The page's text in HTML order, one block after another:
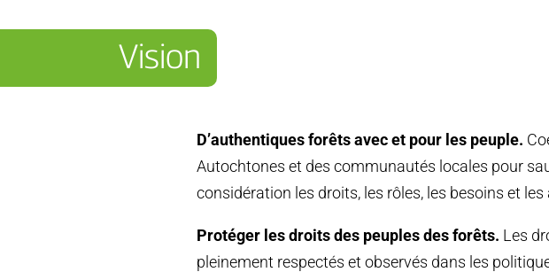
Vision
D’authentiques forêts avec et pour les peuple.
Autochtones et des communautés locales pour
considération les droits, les rôles, les besoins et
Protéger les droits des peuples des forêts. Les
pleinement respectés et observés dans les